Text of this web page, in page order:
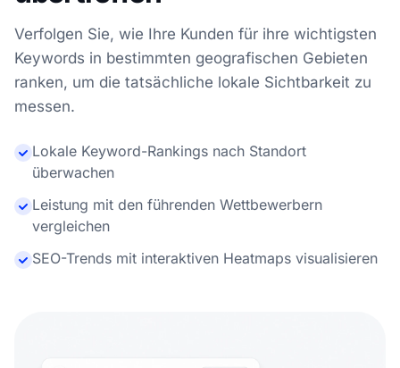
Verfolgen Sie, wie Ihre Kunden für ihre wichtigsten
Keywords in bestimmten geografischen Gebieten
ranken, um die tatsächliche lokale Sichtbarkeit zu
messen.
Lokale Keyword-Rankings nach Standort
überwachen
Leistung mit den führenden Wettbewerbern
vergleichen
SEO-Trends mit interaktiven Heatmaps visualisieren